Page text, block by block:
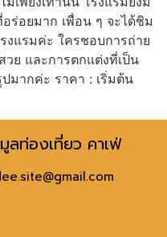
ร่อยมาก เพื่อน ๆ จะได้ชิม
งแรมค่ะ ใครชอบการถ่าย
วย และการตกแต่งที่เป็น
มากค่ะ ราคา : เริ่มต้น
ลท่องเที่ยว คาเฟ่